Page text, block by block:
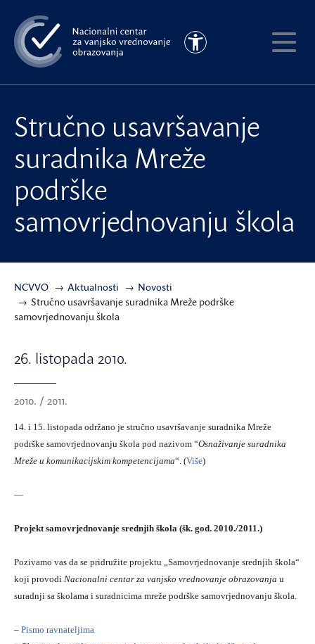
na
glavni
sadržaj
Pristupačnost
Stručno usavršavanje
suradnika Mreže
podrške
samovrjednovanju škola
NCVVO Aktualnosti
Novosti
Stručno usavršavanje suradnika Mreže podrške
samovrjednovanju škola
26. listopada 2010.
2010. / 2011.
14. i 15. listopada održano je stručno usavršavanje suradnika Mreže
podrške samovrjednovanju škola pod nazivom “Osnaživanje suradnika
Mreže u komunikacijskim kompetencijama“. (Više)
—
Projekt samovrjednovanje srednjih škola (šk. god. 2010./2011.)
Pozivamo vas da se pridružite projektu „Samovrjednovanje srednjih škola“
koji provodi Nacionalni centar za vanjsko vrednovanje obrazovanja u
suradnji sa školama i suradnicima mreže podrške samovrjednovanju škola.
– Pismo ravnateljima